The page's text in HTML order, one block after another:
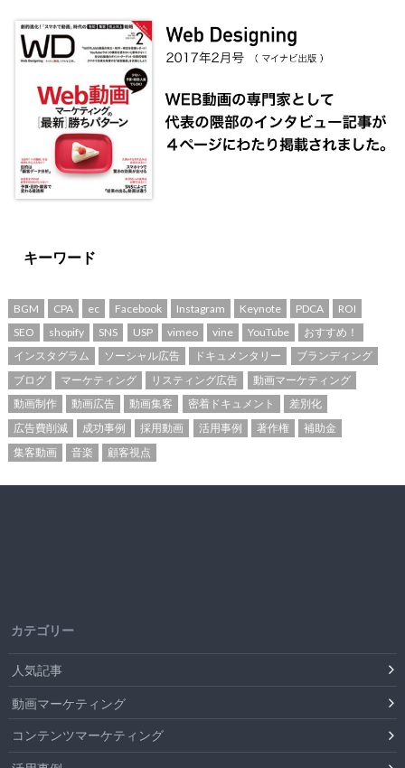
キーワード
BGM CPA ec Facebook Instagram Keynote PDCA
ROI
SEO
shopify SNS USP vimeo vine YouTube
おすすめ！
インスタグラム
ソーシャル広告 ドキュメンタリー
ブランディング
ブログ
マーケティング リスティング広告
動画マーケティング
動画制作
動画広告 動画集客 密着ドキュメント
差別化
広告費削減
成功事例 採用動画 活用事例 著作権
補助金
集客動画
音楽 顧客視点
カテゴリー
人気記事
動画マーケティング
コンテンツマーケティング